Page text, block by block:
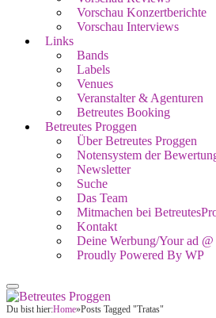
Vorschau Konzertberichte
Vorschau Interviews
Links
Bands
Labels
Venues
Veranstalter & Agenturen
Betreutes Booking
Betreutes Proggen
Über Betreutes Proggen
Notensystem der
Newsletter
Suche
Das Team
Mitmachen bei
Kontakt
Deine Werbung/Your ad
Proudly Powered By WP
Du bist hier:Home»Posts Tagged "Tratas"